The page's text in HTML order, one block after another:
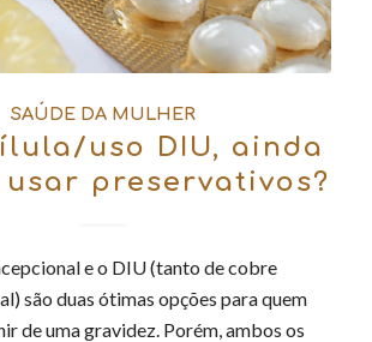
SAÚDE DA MULHER
uso DIU, ainda
preservativos?
e o DIU (tanto de cobre
são duas ótimas opções para quem
de uma gravidez. Porém, ambos os